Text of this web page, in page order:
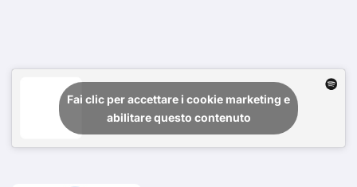
Fai clic per accettare i cookie marketing e
abilitare questo contenuto